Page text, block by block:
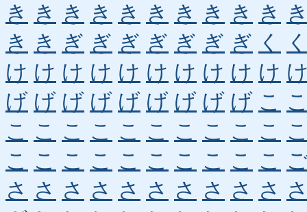
き き き き き き き き き き
き き ぎ ぎ ぎ ぎ ぎ ぎ ぎ く
け け け け け け け け け け
げ げ げ げ げ げ げ げ げ こ
こ こ こ こ こ こ こ こ こ こ
こ こ こ こ こ こ こ こ こ こ
さ さ さ さ さ さ さ さ さ さ